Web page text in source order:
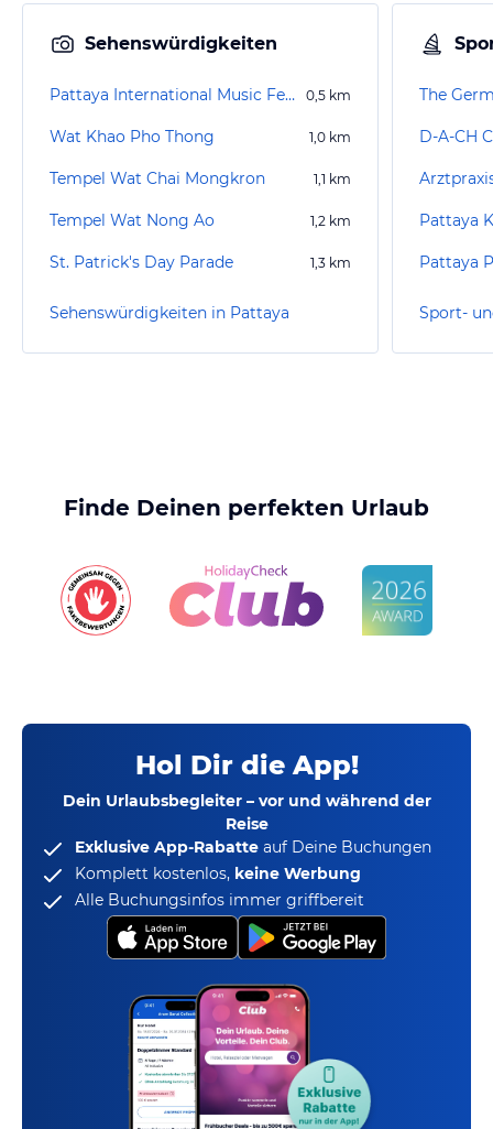
Sehenswürdigkeiten
Pattaya International Music Festival 0,5 km
Wat Khao Pho Thong 1,0 km
Tempel Wat Chai Mongkron 1,1 km
Tempel Wat Nong Ao 1,2 km
St. Patrick's Day Parade 1,3 km
Sehenswürdigkeiten in Pattaya
The
D-A-CH
Pattaya
Pattaya
Sport-
Finde Deinen perfekten Urlaub
Hol Dir die App!
Dein Urlaubsbegleiter – vor und während der
Reise
Exklusive App-Rabatte auf Deine Buchungen
Komplett kostenlos, keine Werbung
Alle Buchungsinfos immer griffbereit